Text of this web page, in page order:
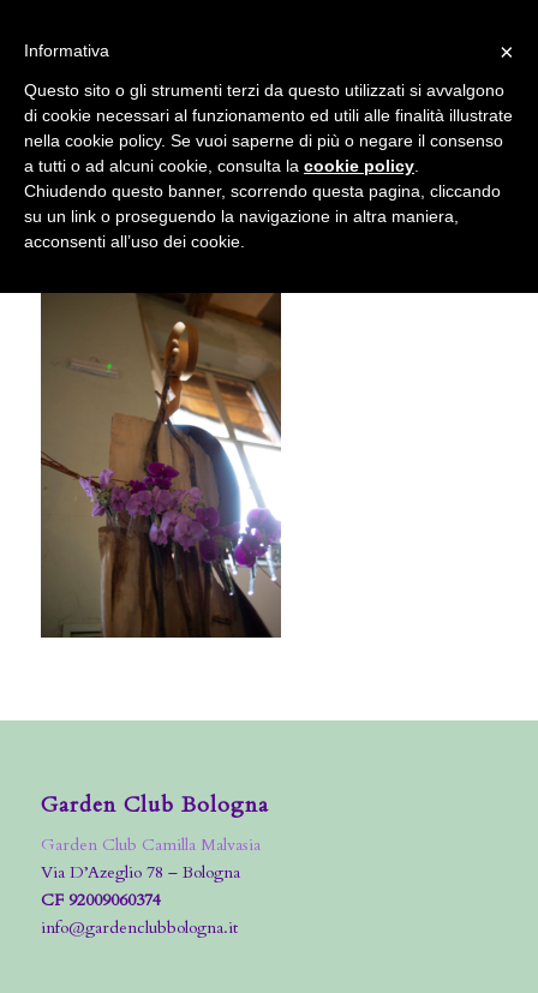
NIK_5883
Garden Club Bologna
Garden Club Camilla Malvasia
Via D’Azeglio 78 – Bologna
CF 92009060374
info@gardenclubbologna.it
accetta l'uso dei cookies previsto nella pagina dedicata.
Fai clic per abilitare/disabilitare il tracciamento di
Google Analytics.
OK Privacy e cookie policy
×
Informativa
Questo sito o gli strumenti terzi da questo utilizzati si avvalgono
di cookie necessari al funzionamento ed utili alle finalità illustrate
nella cookie policy. Se vuoi saperne di più o negare il consenso
a tutti o ad alcuni cookie, consulta la cookie policy
Chiudendo questo banner, scorrendo questa pagina, cliccando
su un link o proseguendo la navigazione in altra maniera,
acconsenti all’uso dei cookie.